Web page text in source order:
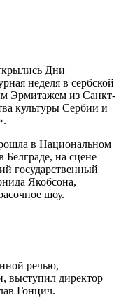
Дни
неделя в сербской
Эрмитажем из Санкт-
культуры Сербии и
в Национальном
на сцене
государственный
Якобсона,
шоу.
речью,
выступил директор
Гонцич.